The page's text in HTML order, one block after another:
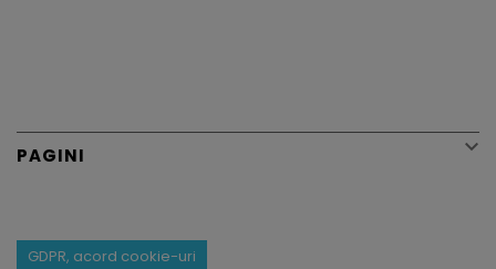
PAGINI 
GDPR, acord cookie-uri